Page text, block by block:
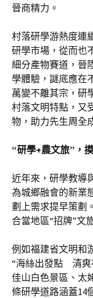
晉商精力。
村落研學游熱度連
研學市場，從而也
細分產物賽道，晉
學體驗，謎底應在
萬變不離其宗，研
村落文明特點，又
物，助力先生周全
“研學+農文旅”，
近年來，研學教導
為城鄉融會的新業
劃上需求提早策劃
合當地區“招牌”文
例如福建省文明和
“海絲出發點 清爽
佳山白色景區、太
條研學道路涵蓋14